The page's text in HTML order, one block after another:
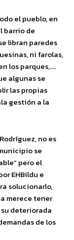
el pueblo, en
barrio de
libran paredes
ni farolas,
los parques,….
algunas se
las propias
gestión a la
no es
se
pero el
EHBildu e
solucionarlo,
merece tener
deteriorada
de los